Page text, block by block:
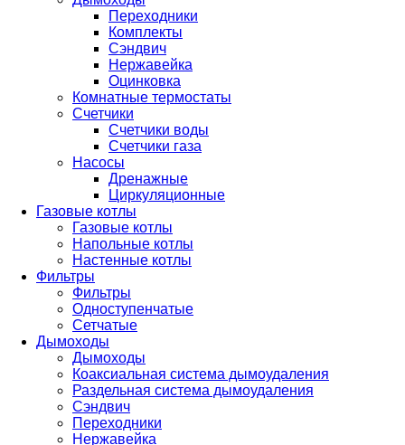
Переходники
Комплекты
Сэндвич
Нержавейка
Оцинковка
Комнатные термостаты
Счетчики
Счетчики воды
Счетчики газа
Насосы
Дренажные
Циркуляционные
Газовые котлы
Газовые котлы
Напольные котлы
Настенные котлы
Фильтры
Фильтры
Одноступенчатые
Сетчатые
Дымоходы
Дымоходы
Коаксиальная система дымоудаления
Раздельная система дымоудаления
Сэндвич
Переходники
Нержавейка